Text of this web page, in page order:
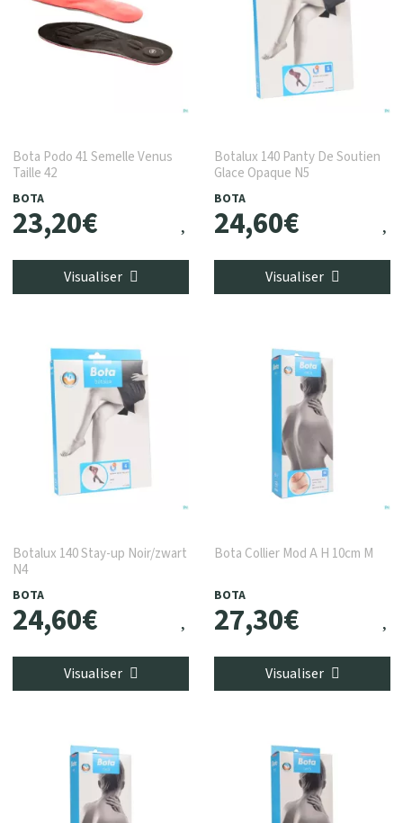
Bota Podo 41 Semelle Venus
Taille 42
BOTA
23,20€
Visualiser
Botalux 140 Panty De Soutien
Glace Opaque N5
BOTA
24,60€
Visualiser
Botalux 140 Stay-up Noir/zwart
N4
BOTA
24,60€
Visualiser
Bota Collier Mod A H 10cm M
BOTA
27,30€
Visualiser